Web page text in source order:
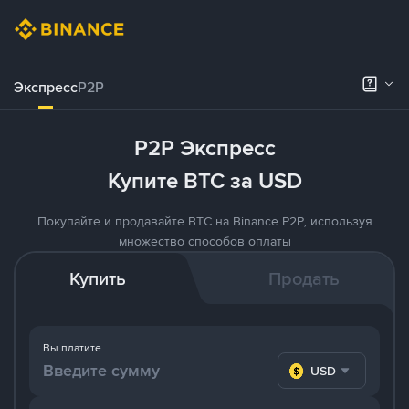
ЭкспрессP2P
P2P Экспресс
Купите BTC за USD
Покупайте и продавайте BTC на Binance P2P, используя
множество способов оплаты
Купить Продать
Вы платите
USD